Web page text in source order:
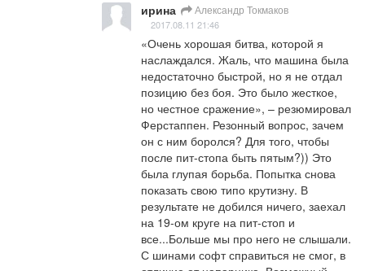
ирина Александр Токмаков
2017.08.11 21:46
«Очень хорошая битва, которой я
наслаждался. Жаль, что машина была
недостаточно быстрой, но я не отдал
позицию без боя. Это было жесткое,
но честное сражение», – резюмировал
Ферстаппен. Резонный вопрос, зачем
он с ним боролся? Для того, чтобы
после пит-стопа быть пятым?)) Это
была глупая борьба. Попытка снова
показать свою типо крутизну. В
результате не добился ничего, заехал
на 19-ом круге на пит-стоп и
все...Больше мы про него не слышали.
С шинами софт справиться не смог, в